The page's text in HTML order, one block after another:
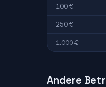
100 €
250 €
1.000 €
Andere